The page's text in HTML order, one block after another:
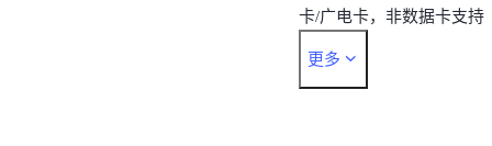
卡/广电卡，非数据卡支持
“移动5G/4G/2G、联通
更多